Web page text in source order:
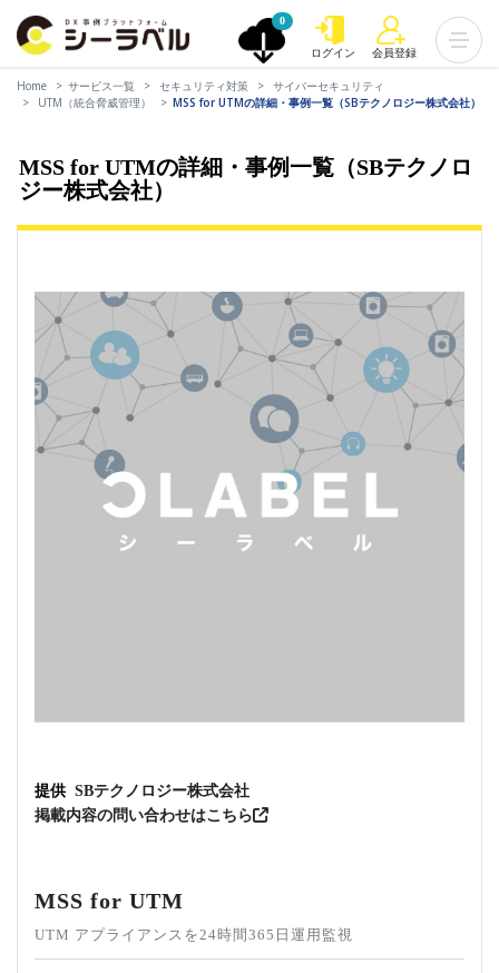
0
ログイン 会員登録
Home サービス一覧 セキュリティ対策
サイバーセキュリティ
UTM（統合脅威管理）
MSS for UTMの詳細・事例一覧（SBテクノロジー株式会社）
MSS for UTMの詳細・事例一覧（SBテクノロ
ジー株式会社）
提供 SBテクノロジー株式会社
掲載内容の問い合わせはこちら
MSS for UTM
UTM アプライアンスを24時間365日運用監視